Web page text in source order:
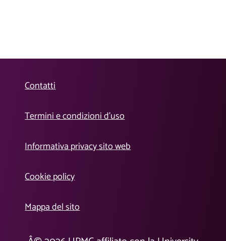
Contatti
Termini e condizioni d’uso
Informativa privacy sito web
Cookie policy
Mappa del sito